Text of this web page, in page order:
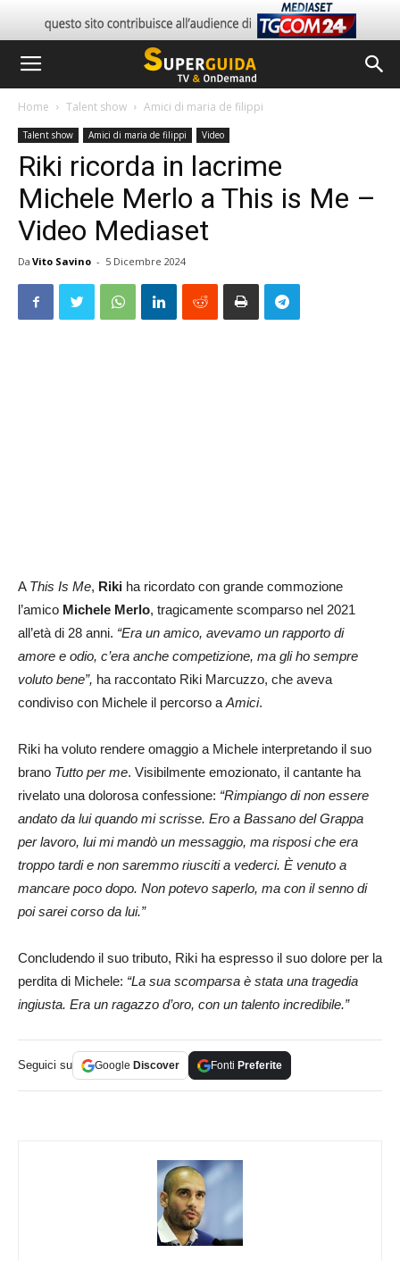
Home Talent show Amici di maria de filippi
Talent show Amici di maria de filippi Video
Riki ricorda in lacrime
Michele Merlo a This is Me –
Video Mediaset
Da Vito Savino - 5 Dicembre 2024
A This Is Me, Riki ha ricordato con grande commozione
l’amico Michele Merlo, tragicamente scomparso nel 2021
all’età di 28 anni. “Era un amico, avevamo un rapporto di
amore e odio, c’era anche competizione, ma gli ho sempre
voluto bene”, ha raccontato Riki Marcuzzo, che aveva
condiviso con Michele il percorso aAmici.
Riki ha voluto rendere omaggio a Michele interpretando il suo
brano Tutto per me. Visibilmente emozionato, il cantante ha
rivelato una dolorosa confessione: “Rimpiango di non essere
andato da lui quando mi scrisse. Ero a Bassano del Grappa
per lavoro, lui mi mandò un messaggio, ma risposi che era
troppo tardi e non saremmo riusciti a vederci. È venuto a
mancare poco dopo. Non potevo saperlo, ma con il senno di
poi sarei corso da lui.”
Concludendo il suo tributo, Riki ha espresso il suo dolore per la
perdita di Michele: “La sua scomparsa è stata una tragedia
ingiusta. Era un ragazzo d’oro, con un talento incredibile.”
Seguici su Google Discover Fonti Preferite